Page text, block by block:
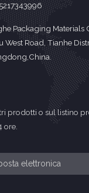
Packaging Materials
West Road, Tianhe
prodotti o sul listino
ore.